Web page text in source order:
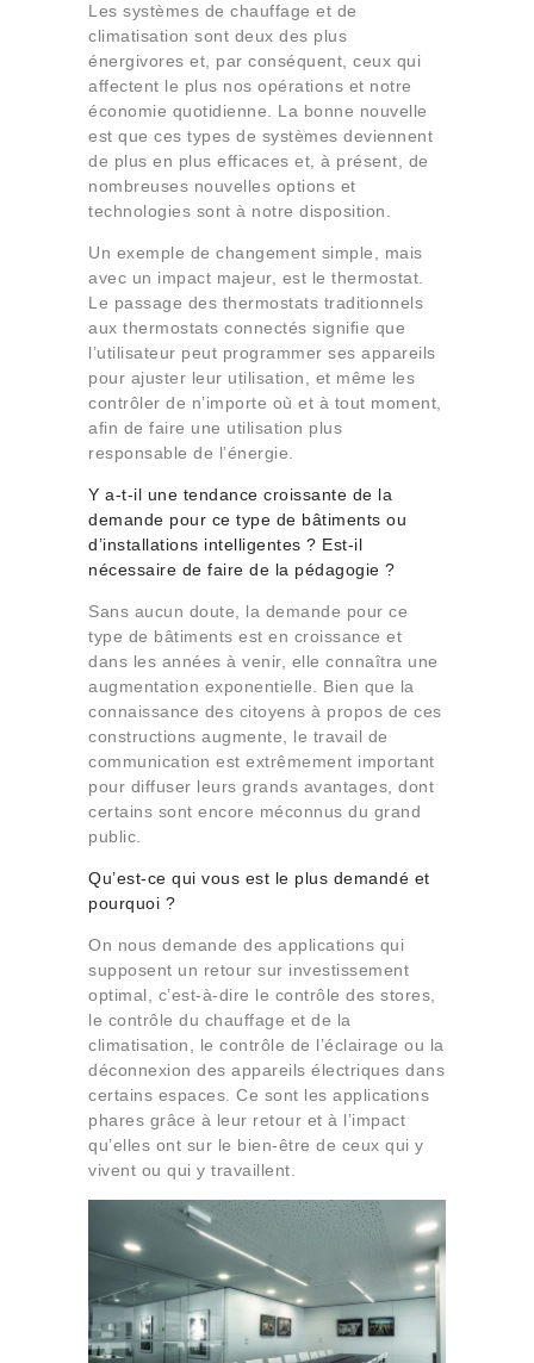
Les systèmes de chauffage et de
climatisation sont deux des plus
énergivores et, par conséquent, ceux qui
affectent le plus nos opérations et notre
économie quotidienne. La bonne nouvelle
est que ces types de systèmes deviennent
de plus en plus efficaces et, à présent, de
nombreuses nouvelles options et
technologies sont à notre disposition.
Un exemple de changement simple, mais
avec un impact majeur, est le thermostat.
Le passage des thermostats traditionnels
aux thermostats connectés signifie que
l’utilisateur peut programmer ses appareils
pour ajuster leur utilisation, et même les
contrôler de n’importe où et à tout moment,
afin de faire une utilisation plus
responsable de l’énergie.
Y a-t-il une tendance croissante de la
demande pour ce type de bâtiments ou
d’installations intelligentes ? Est-il
nécessaire de faire de la pédagogie ?
Sans aucun doute, la demande pour ce
type de bâtiments est en croissance et
dans les années à venir, elle connaîtra une
augmentation exponentielle. Bien que la
connaissance des citoyens à propos de ces
constructions augmente, le travail de
communication est extrêmement important
pour diffuser leurs grands avantages, dont
certains sont encore méconnus du grand
public.
Qu’est-ce qui vous est le plus demandé et
pourquoi ?
On nous demande des applications qui
supposent un retour sur investissement
optimal, c’est-à-dire le contrôle des stores,
le contrôle du chauffage et de la
climatisation, le contrôle de l’éclairage ou la
déconnexion des appareils électriques dans
certains espaces. Ce sont les applications
phares grâce à leur retour et à l’impact
qu’elles ont sur le bien-être de ceux qui y
vivent ou qui y travaillent.